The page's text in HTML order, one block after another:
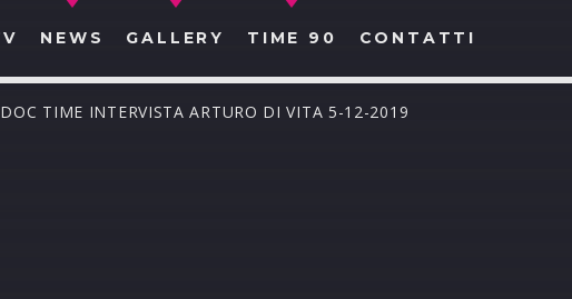
NEWS GALLERY TIME 90 CONTATTI
TIME INTERVISTA ARTURO DI VITA 5-12-2019